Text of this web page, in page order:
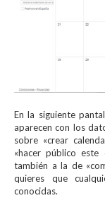
En la siguiente
aparecen con los
sobre «crear
«hacer público
también a la de
quieres que
conocidas.